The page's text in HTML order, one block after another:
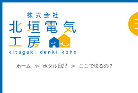
ホーム ≫ ホタル日記 ≫ ここで映るの？